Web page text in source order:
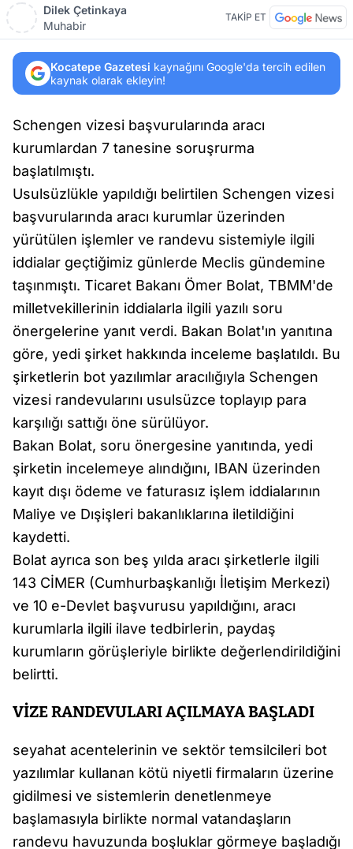
Dilek Çetinkaya
Muhabir
TAKİP ET
Kocatepe Gazetesi kaynağını Google'da tercih edilen
kaynak olarak ekleyin!
Schengen vizesi başvurularında aracı
kurumlardan 7 tanesine soruşrurma
başlatılmıştı.
Usulsüzlükle yapıldığı belirtilen Schengen vizesi
başvurularında aracı kurumlar üzerinden
yürütülen işlemler ve randevu sistemiyle ilgili
iddialar geçtiğimiz günlerde Meclis gündemine
taşınmıştı. Ticaret Bakanı Ömer Bolat, TBMM'de
milletvekillerinin iddialarla ilgili yazılı soru
önergelerine yanıt verdi. Bakan Bolat'ın yanıtına
göre, yedi şirket hakkında inceleme başlatıldı. Bu
şirketlerin bot yazılımlar aracılığıyla Schengen
vizesi randevularını usulsüzce toplayıp para
karşılığı sattığı öne sürülüyor.
Bakan Bolat, soru önergesine yanıtında, yedi
şirketin incelemeye alındığını, IBAN üzerinden
kayıt dışı ödeme ve faturasız işlem iddialarının
Maliye ve Dışişleri bakanlıklarına iletildiğini
kaydetti.
Bolat ayrıca son beş yılda aracı şirketlerle ilgili
143 CİMER (Cumhurbaşkanlığı İletişim Merkezi)
ve 10 e-Devlet başvurusu yapıldığını, aracı
kurumlarla ilgili ilave tedbirlerin, paydaş
kurumların görüşleriyle birlikte değerlendirildiğini
belirtti.
VİZE RANDEVULARI AÇILMAYA BAŞLADI
seyahat acentelerinin ve sektör temsilcileri bot
yazılımlar kullanan kötü niyetli firmaların üzerine
gidilmesi ve sistemlerin denetlenmeye
başlamasıyla birlikte normal vatandaşların
randevu havuzunda boşluklar görmeye başladığı